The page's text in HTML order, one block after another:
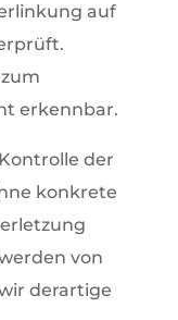
auf
erkennbar.
der
konkrete
von
derartige